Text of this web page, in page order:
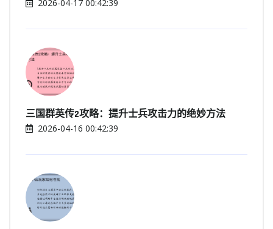
2026-04-17 00:42:39
三国群英传2攻略：提升士兵攻击力的绝妙方法
2026-04-16 00:42:39